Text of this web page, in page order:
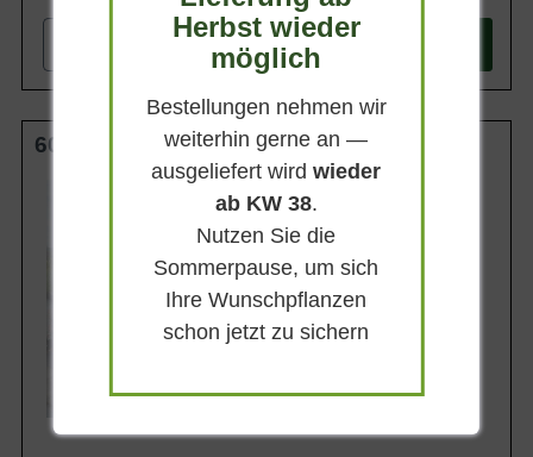
+ In den
60-80 cm C10
bis zu 100 cm
Belaubung
Blatt- / Nadelfarbe
Mattgrün
Standort
Lieferbar
Herbst wieder
möglich
Bestellungen nehmen wir
weiterhin gerne an —
ausgeliefert wirdwieder
ab KW 38.
Nutzen Sie die
Sommerpause, um sich
Ihre Wunschpflanzen
schon jetzt zu sichern